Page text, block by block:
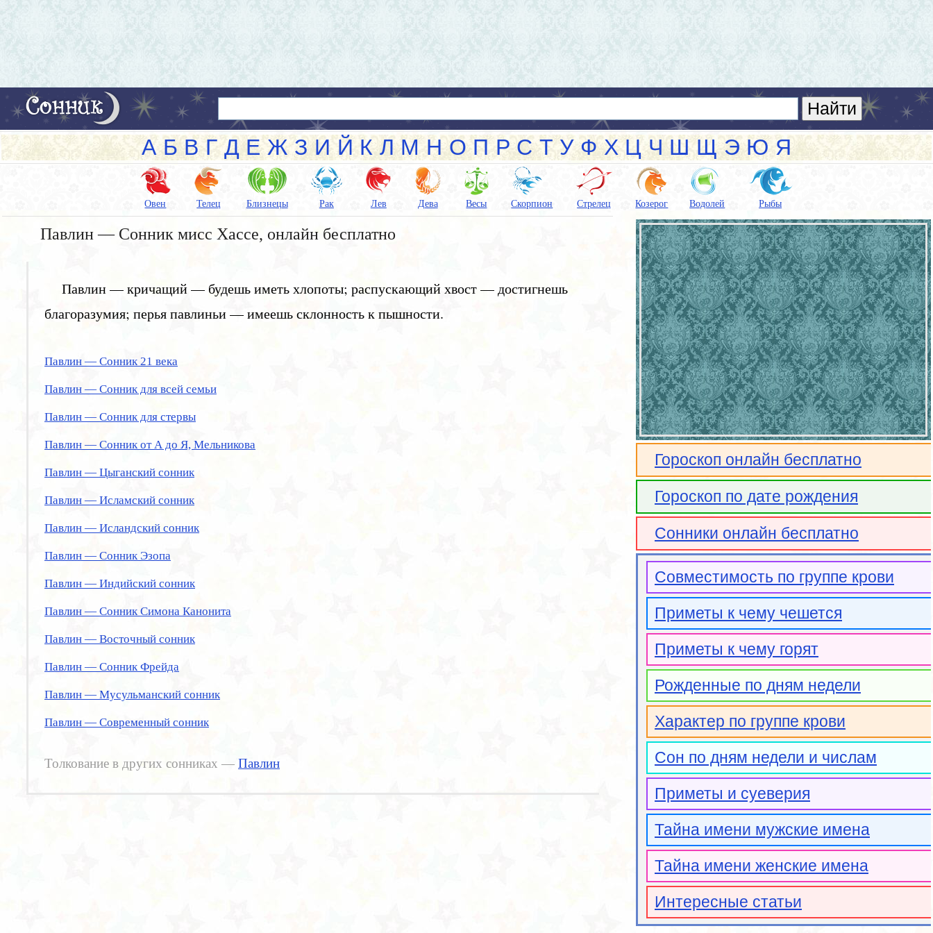
А Б В Г Д Е Ж З И Й К Л М Н О П Р С Т У Ф Х Ц Ч Ш Щ Э Ю Я
Овен Телец Близнецы Рак Лев Дева Весы Скорпион Стрелец Козерог Водолей Рыбы
Павлин — Сонник мисс Хассе, онлайн бесплатно
Павлин — кричащий — будешь иметь хлопоты; распускающий хвост — достигнешь
благоразумия; перья павлиньи — имеешь склонность к пышности.
Павлин — Сонник 21 века
Павлин — Сонник для всей семьи
Павлин — Сонник для стервы
Павлин — Сонник от А до Я, Мельникова
Павлин — Цыганский сонник
Павлин — Исламский сонник
Павлин — Исландский сонник
Павлин — Сонник Эзопа
Павлин — Индийский сонник
Павлин — Сонник Симона Канонита
Павлин — Восточный сонник
Павлин — Сонник Фрейда
Павлин — Мусульманский сонник
Павлин — Современный сонник
Толкование в других сонниках — Павлин
Гороскоп онлайн бесплатно
Гороскоп по дате рождения
Сонники онлайн бесплатно
Совместимость по группе крови
Приметы к чему чешется
Приметы к чему горят
Рожденные по дням недели
Характер по группе крови
Сон по дням недели и числам
Приметы и суеверия
Тайна имени мужские имена
Тайна имени женские имена
Интересные статьи